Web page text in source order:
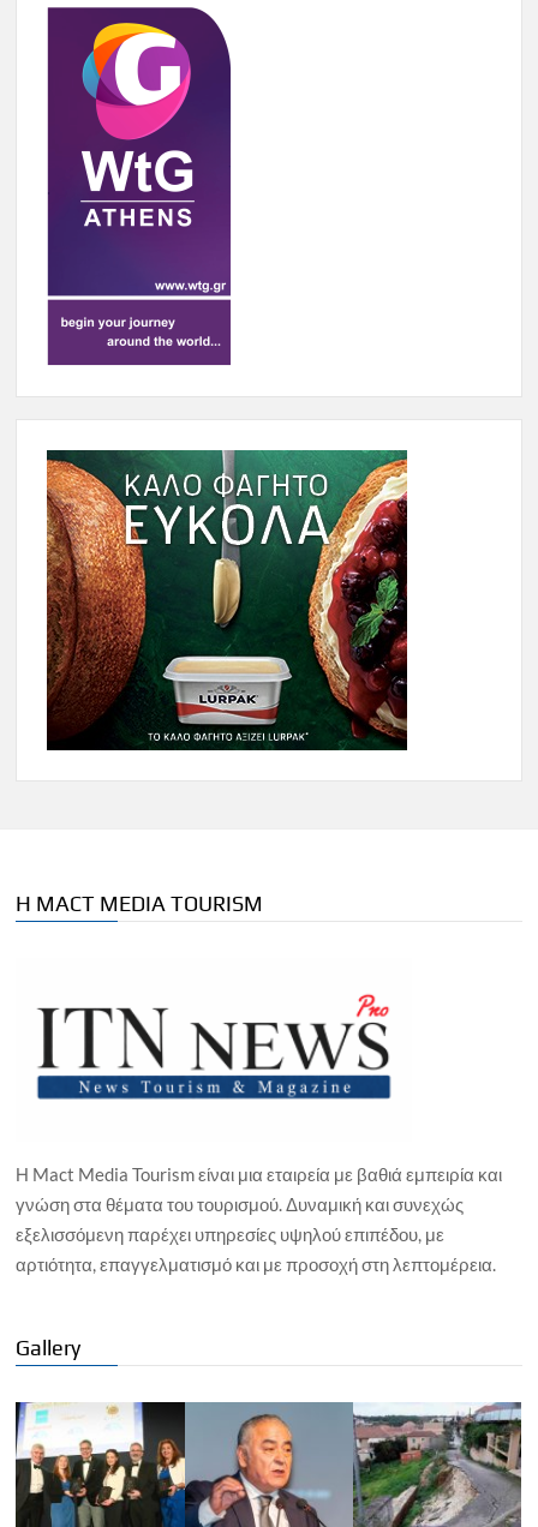
Η MACT MEDIA TOURISM
Η Mact Media Tourism είναι μια εταιρεία με βαθιά εμπειρία και
γνώση στα θέματα του τουρισμού. Δυναμική και συνεχώς
εξελισσόμενη παρέχει υπηρεσίες υψηλού επιπέδου, με
αρτιότητα, επαγγελματισμό και με προσοχή στη λεπτομέρεια.
Gallery